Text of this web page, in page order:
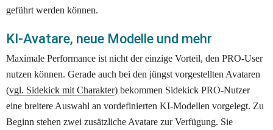
geführt werden können.
KI-Avatare, neue Modelle und mehr
Maximale Performance ist nicht der einzige Vorteil, den PRO-User
nutzen können. Gerade auch bei den jüngst vorgestellten Avataren
(vgl. Sidekick mit Charakter) bekommen Sidekick PRO-Nutzer
eine breitere Auswahl an vordefinierten KI-Modellen vorgelegt. Zu
Beginn stehen zwei zusätzliche Avatare zur Verfügung. Sie